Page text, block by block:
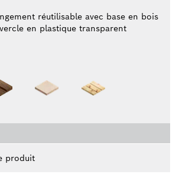
réutilisable avec base en bois
en plastique transparent
produit